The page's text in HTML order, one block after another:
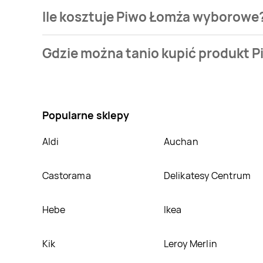
Ile kosztuje Piwo Łomża
naszej bazie jest z sieciPrim Market . Piwo Łomża
Gdzie można tanio kupić produkt
Popularne sklepy
Aldi Auchan
Castorama Delikatesy Centrum
Hebe Ikea
Kik Leroy Merlin